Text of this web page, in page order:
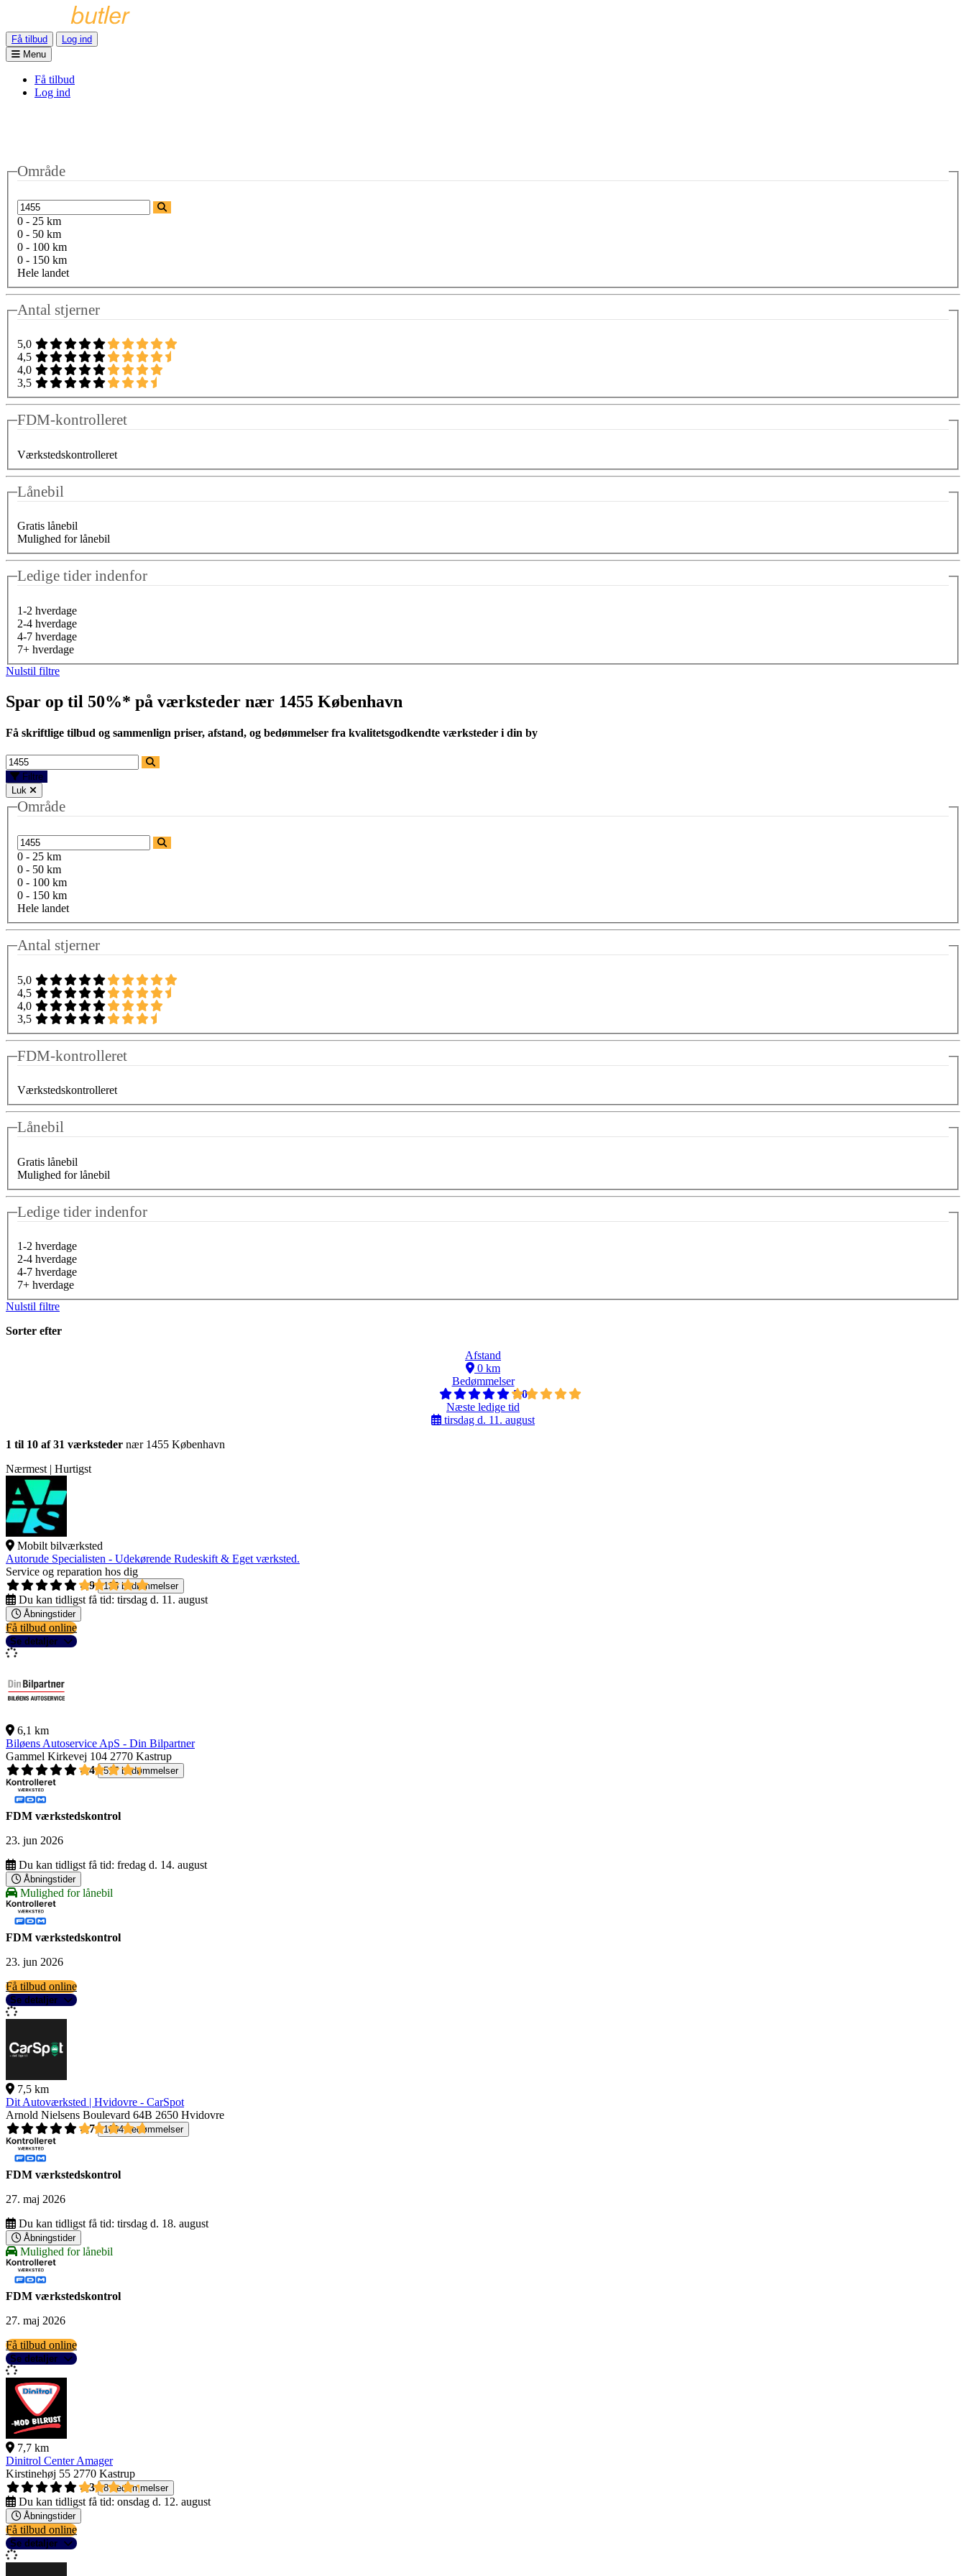
Få tilbud
Log ind
Menu
Få tilbud
Log ind
Område
0 - 25 km
0 - 50 km
0 - 100 km
0 - 150 km
Hele landet
Antal stjerner
5,0
4,5
4,0
3,5
FDM-kontrolleret
Værkstedskontrolleret
Lånebil
Gratis lånebil
Mulighed for lånebil
Ledige tider indenfor
1-2 hverdage
2-4 hverdage
4-7 hverdage
7+ hverdage
Nulstil filtre
Spar op til 50%* på værksteder nær 1455 København
Få skriftlige tilbud og sammenlign priser, afstand, og bedømmelser fra kvalitetsgodkendte værksteder i din by
Filtre
Luk
Område
0 - 25 km
0 - 50 km
0 - 100 km
0 - 150 km
Hele landet
Antal stjerner
5,0
4,5
4,0
3,5
FDM-kontrolleret
Værkstedskontrolleret
Lånebil
Gratis lånebil
Mulighed for lånebil
Ledige tider indenfor
1-2 hverdage
2-4 hverdage
4-7 hverdage
7+ hverdage
Nulstil filtre
Sorter efter
Afstand
0 km
Bedømmelser
5,0
Næste ledige tid
tirsdag d. 11. august
1 til 10 af 31 værksteder nær 1455 København
Nærmest | Hurtigst
Mobilt bilværksted
Autorude Specialisten - Udekørende Rudeskift & Eget værksted.
Service og reparation hos dig
4,9
135 bedømmelser
Du kan tidligst få tid: tirsdag d. 11. august
Åbningstider
Få tilbud online
Se detaljer
6,1 km
Biløens Autoservice ApS - Din Bilpartner
Gammel Kirkevej 104 2770 Kastrup
4,4
517 bedømmelser
FDM værkstedskontrol
23. jun 2026
Du kan tidligst få tid: fredag d. 14. august
Åbningstider
Mulighed for lånebil
FDM værkstedskontrol
23. jun 2026
Få tilbud online
Se detaljer
7,5 km
Dit Autoværksted | Hvidovre - CarSpot
Arnold Nielsens Boulevard 64B 2650 Hvidovre
4,7
1004 bedømmelser
FDM værkstedskontrol
27. maj 2026
Du kan tidligst få tid: tirsdag d. 18. august
Åbningstider
Mulighed for lånebil
FDM værkstedskontrol
27. maj 2026
Få tilbud online
Se detaljer
7,7 km
Dinitrol Center Amager
Kirstinehøj 55 2770 Kastrup
4,3
8 bedømmelser
Du kan tidligst få tid: onsdag d. 12. august
Åbningstider
Få tilbud online
Se detaljer